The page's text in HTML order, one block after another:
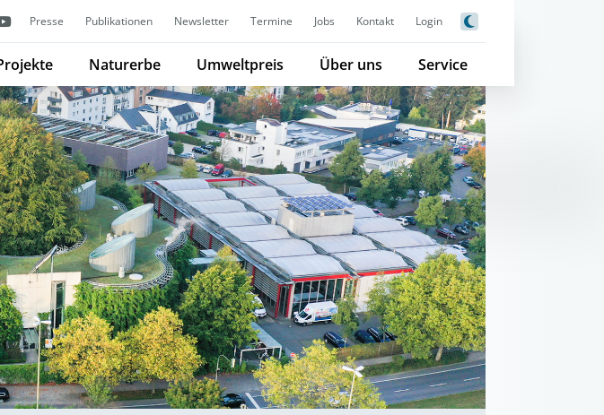
Presse Publikationen Newsletter Termine Jobs Kontakt Login
Naturerbe Umweltpreis Über uns Service